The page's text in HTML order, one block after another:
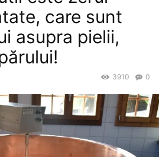
care sunt
asupra pielii,
0
3910